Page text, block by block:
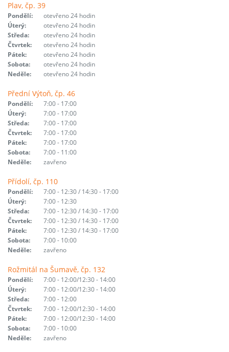
Plav, čp. 39
Pondělí:
otevřeno 24 hodin
Úterý:
otevřeno 24 hodin
Středa:
otevřeno 24 hodin
Čtvrtek:
otevřeno 24 hodin
Pátek:
otevřeno 24 hodin
Sobota:
otevřeno 24 hodin
Neděle:
otevřeno 24 hodin
Přední Výtoň, čp. 46
Pondělí:
7:00 - 17:00
Úterý:
7:00 - 17:00
Středa:
7:00 - 17:00
Čtvrtek:
7:00 - 17:00
Pátek:
7:00 - 17:00
Sobota:
7:00 - 11:00
Neděle:
zavřeno
Přídolí, čp. 110
Pondělí:
7:00 - 12:30 / 14:30 - 17:00
Úterý:
7:00 - 12:30
Středa:
7:00 - 12:30 / 14:30 - 17:00
Čtvrtek:
7:00 - 12:30 / 14:30 - 17:00
Pátek:
7:00 - 12:30 / 14:30 - 17:00
Sobota:
7:00 - 10:00
Neděle:
zavřeno
Rožmitál na Šumavě, čp. 132
Pondělí:
7:00 - 12:00/12:30 - 14:00
Úterý:
7:00 - 12:00/12:30 - 14:00
Středa:
7:00 - 12:00
Čtvrtek:
7:00 - 12:00/12:30 - 14:00
Pátek:
7:00 - 12:00/12:30 - 14:00
Sobota:
7:00 - 10:00
Neděle:
zavřeno